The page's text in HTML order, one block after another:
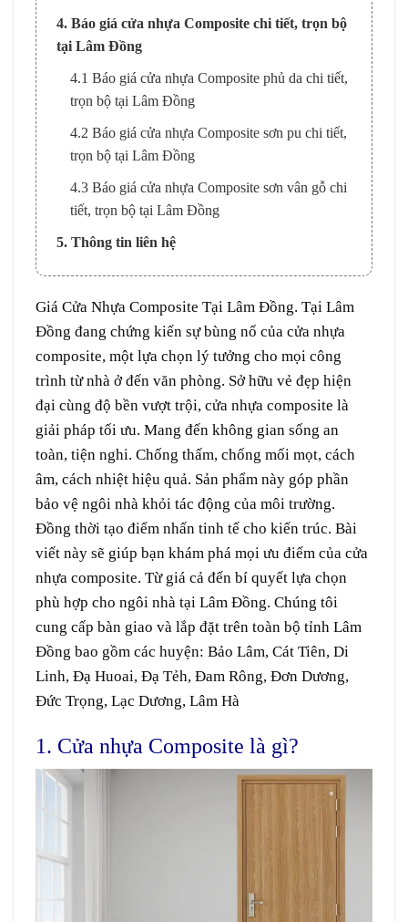
4. Báo giá cửa nhựa Composite chi tiết, trọn bộ
tại Lâm Đồng
4.1 Báo giá cửa nhựa Composite phủ da chi tiết,
trọn bộ tại Lâm Đồng
4.2 Báo giá cửa nhựa Composite sơn pu chi tiết,
trọn bộ tại Lâm Đồng
4.3 Báo giá cửa nhựa Composite sơn vân gỗ chi
tiết, trọn bộ tại Lâm Đồng
5. Thông tin liên hệ
Giá Cửa Nhựa Composite Tại Lâm Đồng. Tại Lâm
Đồng đang chứng kiến sự bùng nổ của cửa nhựa
composite, một lựa chọn lý tưởng cho mọi công
trình từ nhà ở đến văn phòng. Sở hữu vẻ đẹp hiện
đại cùng độ bền vượt trội, cửa nhựa composite là
giải pháp tối ưu. Mang đến không gian sống an
toàn, tiện nghi. Chống thấm, chống mối mọt, cách
âm, cách nhiệt hiệu quả. Sản phẩm này góp phần
bảo vệ ngôi nhà khỏi tác động của môi trường.
Đồng thời tạo điểm nhấn tinh tế cho kiến trúc. Bài
viết này sẽ giúp bạn khám phá mọi ưu điểm của cửa
nhựa composite. Từ giá cả đến bí quyết lựa chọn
phù hợp cho ngôi nhà tại Lâm Đồng. Chúng tôi
cung cấp bàn giao và lắp đặt trên toàn bộ tỉnh Lâm
Đồng bao gồm các huyện: Bảo Lâm, Cát Tiên, Di
Linh, Đạ Huoai, Đạ Tẻh, Đam Rông, Đơn Dương,
Đức Trọng, Lạc Dương, Lâm Hà
1. Cửa nhựa Composite là gì?